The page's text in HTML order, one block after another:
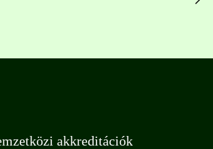
akkreditációk